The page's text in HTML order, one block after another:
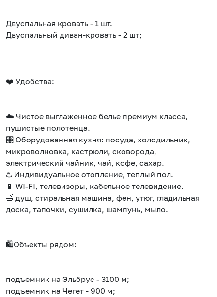
Двуспальная кровать - 1 шт.
Двуспальный диван-кровать - 2 шт;
❤️ Удобства:
☁️ Чистое выглаженное белье премиум класса,
пушистые полотенца.
🎛️ Оборудованная кухня: посуда, холодильник,
микроволновка, кастрюли, сковорода,
электрический чайник, чай, кофе, сахар.
♨️ Индивидуальное отопление, теплый пол.
📱 WI-FI, телевизоры, кабельное телевидение.
🛁 душ, стиральная машина, фен, утюг, гладильная
доска, тапочки, сушилка, шампунь, мыло.
🛍️Объекты рядом:
подъемник на Эльбрус - 3100 м;
подъемник на Чегет - 900 м;